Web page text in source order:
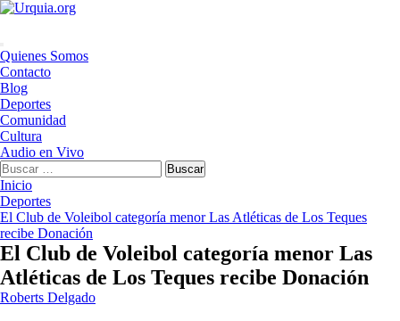
Saltar
Menú
principal
Quienes Somos
Contacto
Blog
Deportes
Comunidad
Cultura
Audio en Vivo
Buscar:
Inicio
Deportes
El Club de Voleibol categoría menor Las Atléticas de Los Teques
recibe Donación
El Club de Voleibol categoría menor Las
Atléticas de Los Teques recibe Donación
Roberts Delgado